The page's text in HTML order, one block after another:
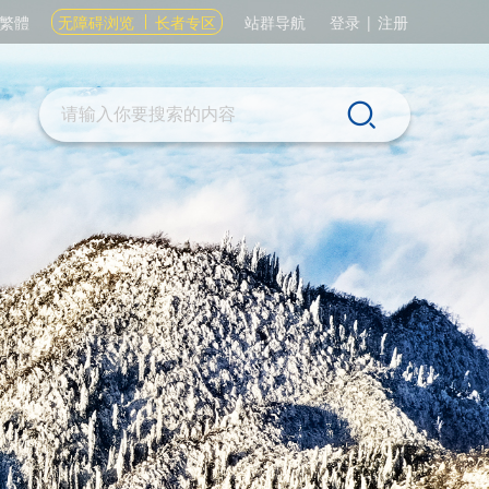
繁體 无障碍浏览 长者专区 站群导航 登录 | 注册